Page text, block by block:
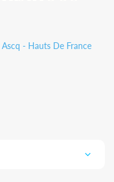
- Hauts De France